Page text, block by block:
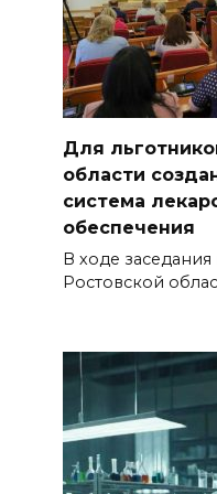
чувствую»
05 августа 2026
получать
для
05 августа 2026
Пламя не
05 августа 2026
Пробка
сковала
Для
области
система
обеспечения
В ходе заседания
Ростовской